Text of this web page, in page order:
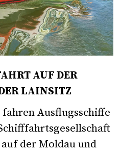
AUF DER
LAINSITZ
Ausflugsschiffe
der Moldau und